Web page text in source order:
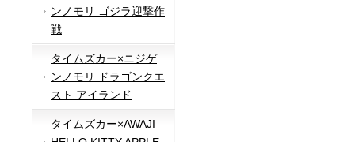
ンノモリ ゴジラ迎撃作
戦
タイムズカー×ニジゲ
ンノモリ ドラゴンクエ
スト アイランド
タイムズカー×AWAJI